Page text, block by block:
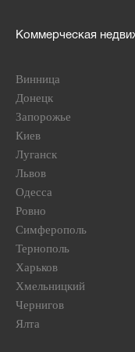
Коммерческая
Винница
Донецк
Запорожье
Киев
Луганск
Львов
Одесса
Ровно
Симферополь
Тернополь
Харьков
Хмельницкий
Чернигов
Ялта